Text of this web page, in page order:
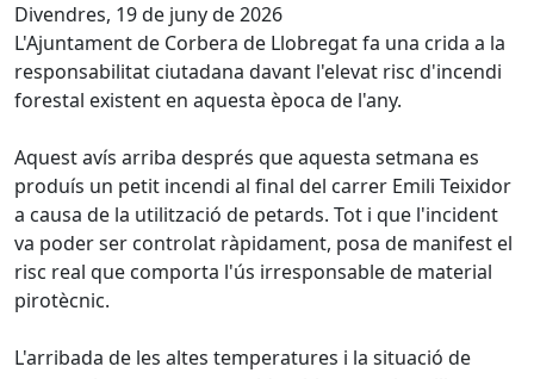
Divendres, 19 de juny de 2026
L'Ajuntament de Corbera de Llobregat fa una crida a la
responsabilitat ciutadana davant l'elevat risc d'incendi
forestal existent en aquesta època de l'any.
Aquest avís arriba després que aquesta setmana es
produís un petit incendi al final del carrer Emili Teixidor
a causa de la utilització de petards. Tot i que l'incident
va poder ser controlat ràpidament, posa de manifest el
risc real que comporta l'ús irresponsable de material
pirotècnic.
L'arribada de les altes temperatures i la situació de